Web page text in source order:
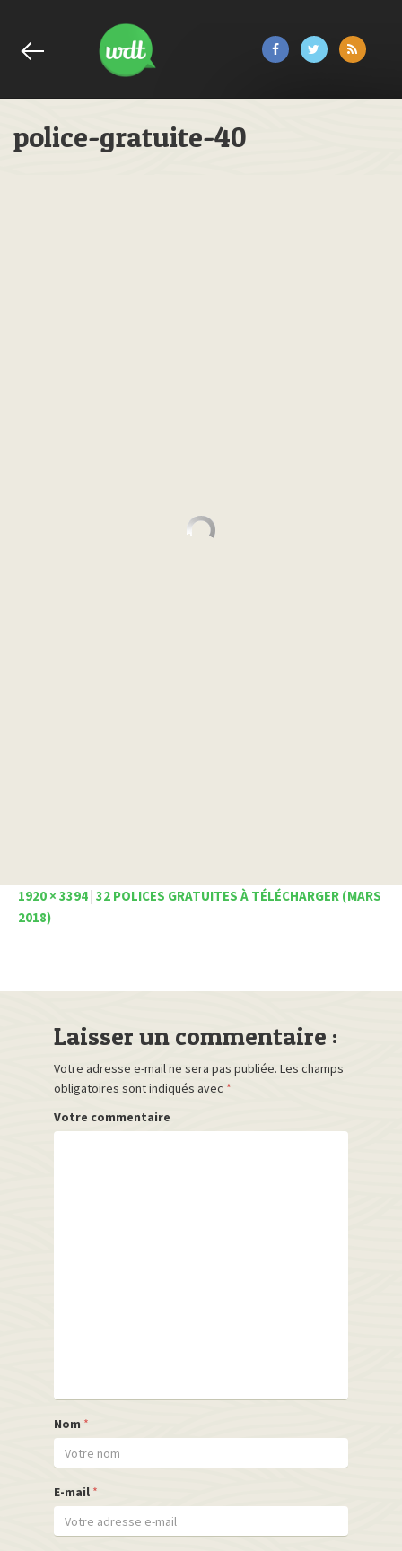
police-gratuite-40
1920 × 3394| 32 POLICES GRATUITES À TÉLÉCHARGER (MARS
2018)
Laisser un commentaire :
Votre adresse e-mail ne sera pas publiée. Les champs
obligatoires sont indiqués avec *
Votre commentaire
Nom *
E-mail *